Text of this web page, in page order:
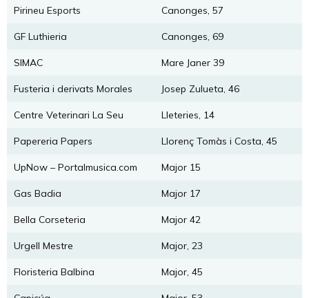
Pirineu Esports Canonges, 57
GF Luthieria Canonges, 69
SIMAC Mare Janer 39
Fusteria i derivats Morales Josep Zulueta, 46
Centre Veterinari La Seu Lleteries, 14
Papereria Papers Llorenç Tomàs i Costa, 45
UpNow – Portalmusica.com Major 15
Gas Badia Major 17
Bella Corseteria Major 42
Urgell Mestre Major, 23
Floristeria Balbina Major, 45